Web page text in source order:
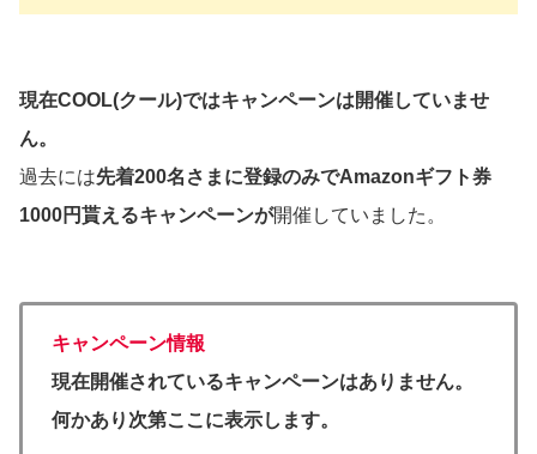
現在COOL(クール)ではキャンペーンは開催していませ
ん。
過去には先着200名さまに登録のみでAmazonギフト券
1000円貰えるキャンペーンが開催していました。
キャンペーン情報
現在開催されているキャンペーンはありません。
何かあり次第ここに表示します。